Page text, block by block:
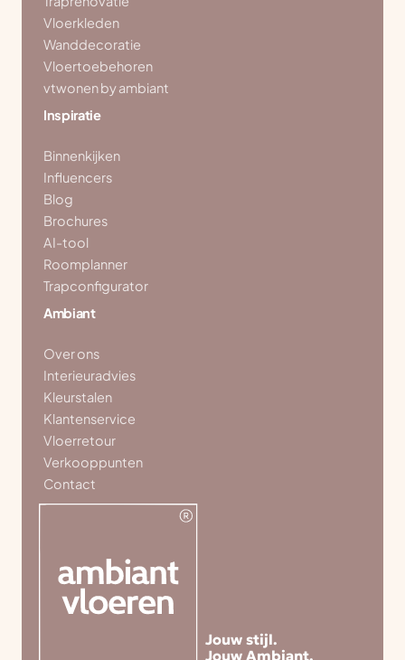
Vloerkleden
Wanddecoratie
Vloertoebehoren
vtwonen by ambiant
Inspiratie
Binnenkijken
Influencers
Blog
Brochures
AI-tool
Roomplanner
Trapconfigurator
Ambiant
Over ons
Interieuradvies
Kleurstalen
Klantenservice
Vloerretour
Verkooppunten
Contact
Jouw stijl.
Jouw Ambiant.